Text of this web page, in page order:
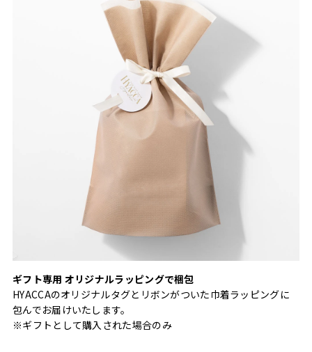
ギフト専用 オリジナルラッピングで梱包
HYACCAのオリジナルタグとリボンがついた巾着ラッピングに
包んでお届けいたします。
※ギフトとして購入された場合のみ